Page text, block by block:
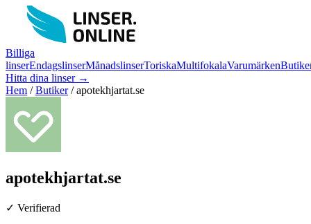
Billiga
linserEndagslinserMånadslinserToriskaMultifokalaVarumärken
Hitta dina linser →
Hem / Butiker / apotekhjartat.se
apotekhjartat.se
✓ Verifierad